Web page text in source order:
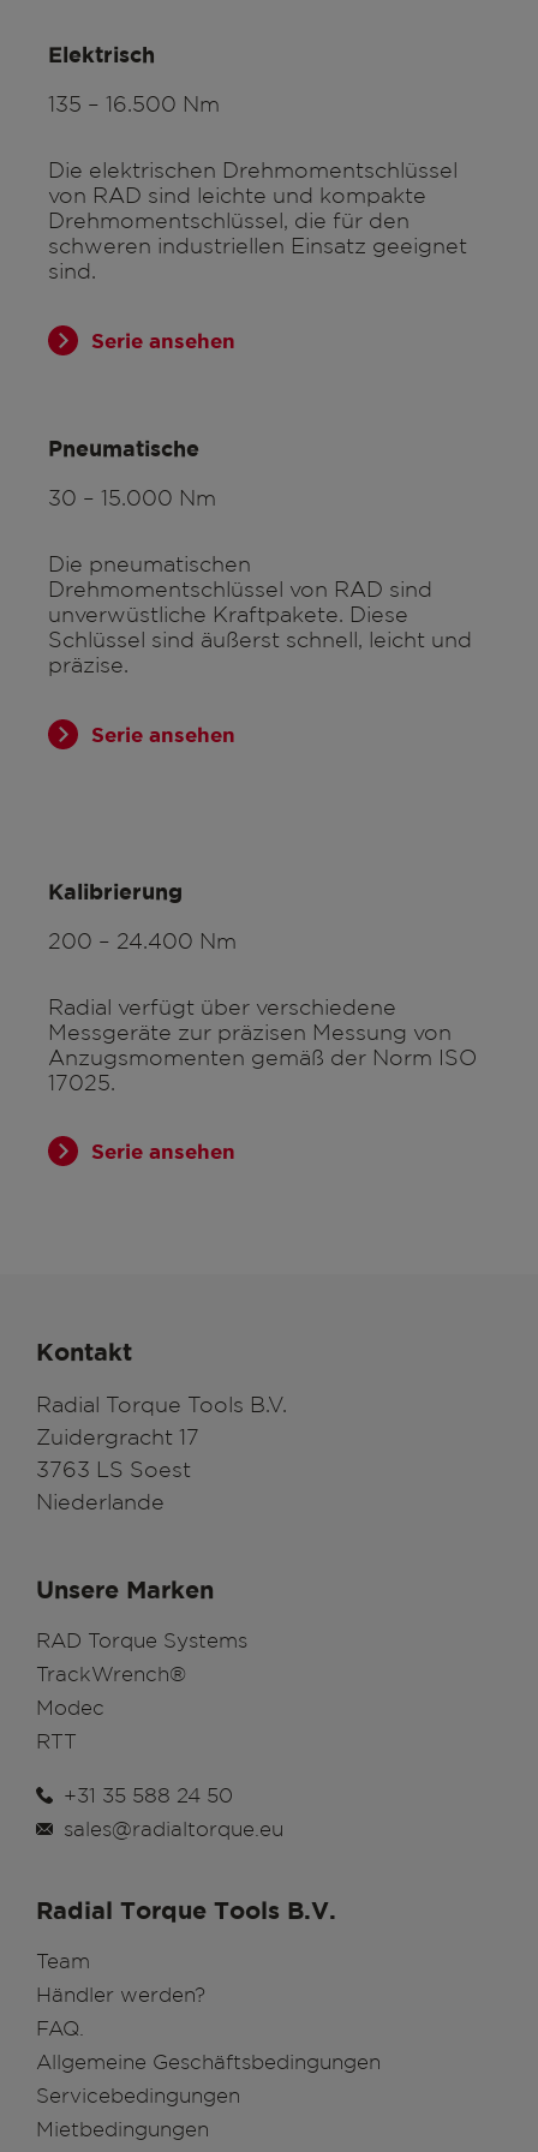
Elektrisch
135 – 16.500 Nm
Die elektrischen Drehmomentschlüssel
von RAD sind leichte und kompakte
Drehmomentschlüssel, die für den
schweren industriellen Einsatz geeignet
sind.
Serie ansehen
Pneumatische
30 – 15.000 Nm
Die pneumatischen
Drehmomentschlüssel von RAD sind
unverwüstliche Kraftpakete. Diese
Schlüssel sind äußerst schnell, leicht und
präzise.
Serie ansehen
Kalibrierung
200 – 24.400 Nm
Radial verfügt über verschiedene
Messgeräte zur präzisen Messung von
Anzugsmomenten gemäß der Norm ISO
17025.
Serie ansehen
Kontakt
Radial Torque Tools B.V.
Zuidergracht 17
3763 LS Soest
Niederlande
Unsere Marken
RAD Torque Systems
TrackWrench®
Modec
RTT
+31 35 588 24 50
sales@radialtorque.eu
Radial Torque Tools B.V.
Team
Händler werden?
FAQ.
Allgemeine Geschäftsbedingungen
Servicebedingungen
Mietbedingungen